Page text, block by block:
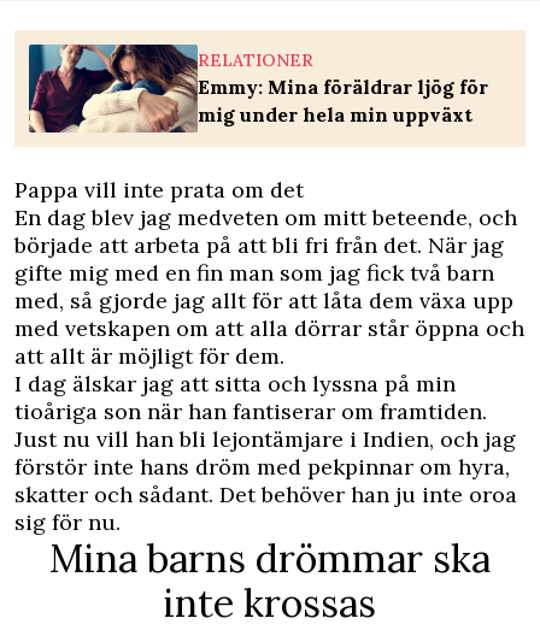
RELATIONER
Emmy: Mina föräldrar ljög för
mig under hela min uppväxt
Pappa vill inte prata om det
En dag blev jag medveten om mitt beteende, och
började att arbeta på att bli fri från det. När jag
gifte mig med en fin man som jag fick två barn
med, så gjorde jag allt för att låta dem växa upp
med vetskapen om att alla dörrar står öppna och
att allt är möjligt för dem.
I dag älskar jag att sitta och lyssna på min
tioåriga son när han fantiserar om framtiden.
Just nu vill han bli lejontämjare i Indien, och jag
förstör inte hans dröm med pekpinnar om hyra,
skatter och sådant. Det behöver han ju inte oroa
sig för nu.
Mina barns drömmar ska
inte krossas